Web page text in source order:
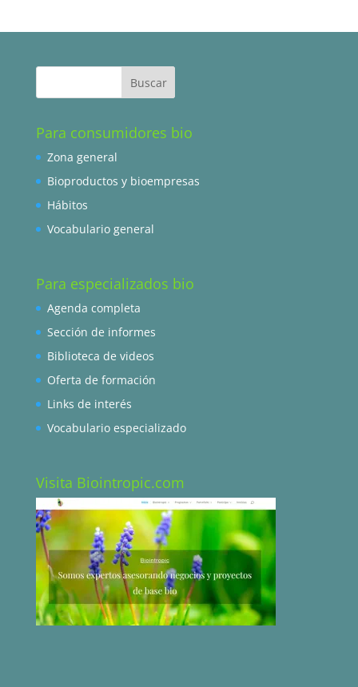
Para consumidores bio
Zona general
Bioproductos y bioempresas
Hábitos
Vocabulario general
Para especializados bio
Agenda completa
Sección de informes
Biblioteca de videos
Oferta de formación
Links de interés
Vocabulario especializado
Visita Biointropic.com